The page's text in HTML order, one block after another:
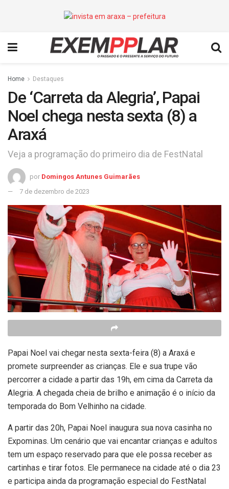
Home Destaques
De ‘Carreta da Alegria’, Papai
Noel chega nesta sexta (8) a
Araxá
Veja a programação do primeiro dia de FestNatal
por Domingos Antunes Guimarães
7 de dezembro de 2023
Papai Noel vai chegar nesta sexta-feira (8) a Araxá e
promete surpreender as crianças. Ele e sua trupe vão
percorrer a cidade a partir das 19h, em cima da Carreta da
Alegria. A chegada cheia de brilho e animação é o início da
temporada do Bom Velhinho na cidade.
A partir das 20h, Papai Noel inaugura sua nova casinha no
Expominas. Um cenário que vai encantar crianças e adultos
tem um espaço reservado para que ele possa receber as
cartinhas e tirar fotos. Ele permanece na cidade até o dia 23
e participa ainda da programação especial do FestNatal